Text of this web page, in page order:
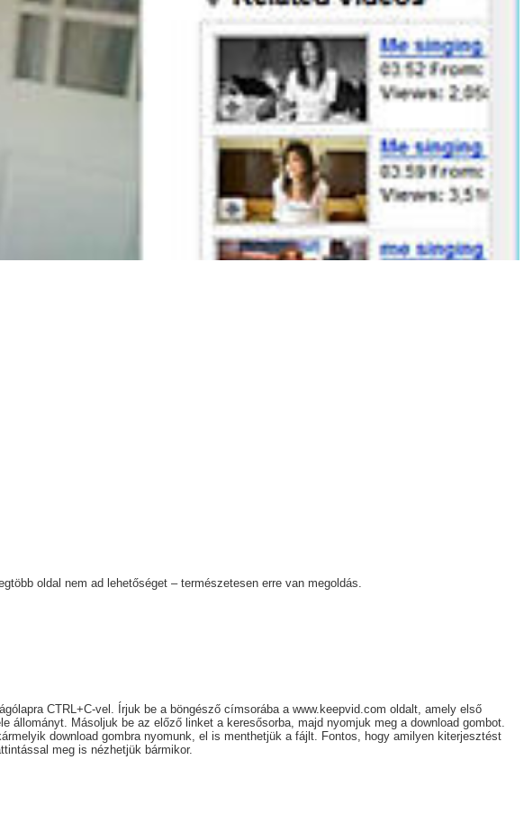
oldal nem ad lehetőséget – természetesen erre van megoldás.
CTRL+C-vel. Írjuk be a böngésző címsorába a www.keepvid.com oldalt, amely első
Másoljuk be az előző linket a keresősorba, majd nyomjuk meg a download gombot.
download gombra nyomunk, el is menthetjük a fájlt. Fontos, hogy amilyen kiterjesztést
meg is nézhetjük bármikor.